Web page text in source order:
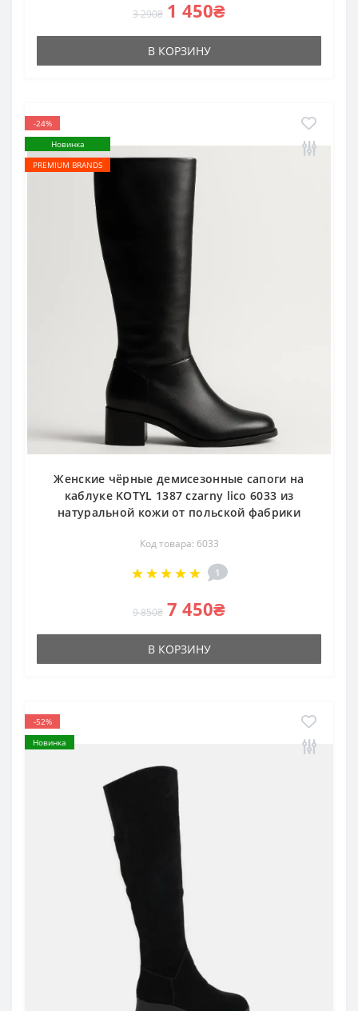
3 290₴ 1 450₴
В КОРЗИНУ
-24%
Новинка
PREMIUM BRANDS
Женские чёрные демисезонные сапоги на
каблуке KOTYL 1387 czarny lico 6033 из
натуральной кожи от польской фабрики
Код товара: 6033
1
9 850₴ 7 450₴
В КОРЗИНУ
-52%
Новинка